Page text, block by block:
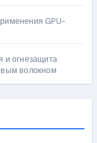
GPU-
и огнезащита
волокном